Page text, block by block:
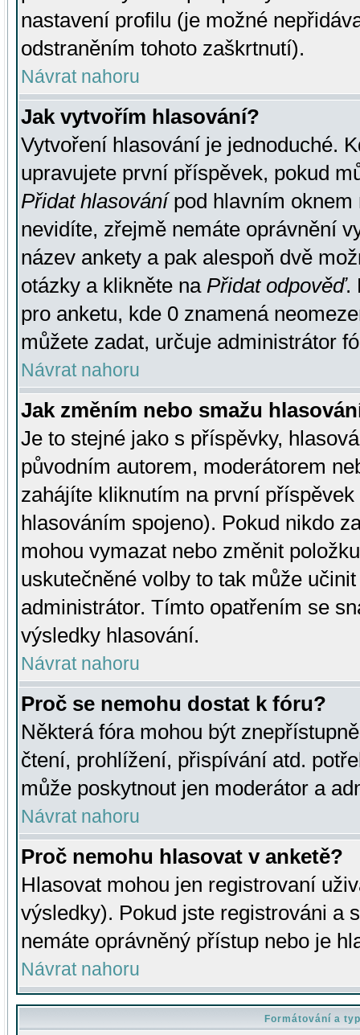
nastavení profilu (je možné
odstraněním tohoto zaškrtnutí).
Návrat nahoru
Jak vytvořím hlasování?
Vytvoření hlasování je jednoduché.
upravujete první příspěvek, pokud
Přidat hlasovánípod hlavním oknem
nevidíte, zřejmě nemáte oprávnění
název ankety a pak alespoň dvě
otázky a klikněte na Přidat odpověď.
pro anketu, kde 0 znamená
můžete zadat, určuje administrátor
Návrat nahoru
Jak změním nebo smažu
Je to stejné jako s příspěvky,
původním autorem, moderátorem
zahájíte kliknutím na první
hlasováním spojeno). Pokud nikdo
mohou vymazat nebo změnit
uskutečněné volby to tak může
administrátor. Tímto opatřením se
výsledky hlasování.
Návrat nahoru
Proč se nemohu dostat k fóru?
Některá fóra mohou být
čtení, prohlížení, přispívání atd.
může poskytnout jen moderátor a
Návrat nahoru
Proč nemohu hlasovat v anketě?
Hlasovat mohou jen registrovaní
výsledky). Pokud jste registrováni a
nemáte oprávněný přístup nebo je
Návrat nahoru
Formátování a